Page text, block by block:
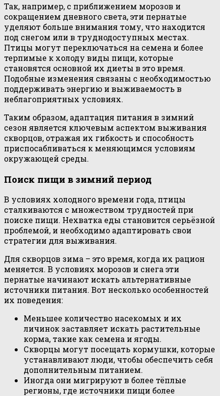
Так, например, с приближением морозов и
сокращением дневного света, эти пернатые
уделяют больше внимания тому, что находится
под снегом или в труднодоступных местах.
Птицы могут переключаться на семена и более
терпимые к холоду виды пищи, которые
становятся основной их диеты в это время.
Подобные изменения связаны с необходимостью
поддерживать энергию и выживаемость в
неблагоприятных условиях.
Таким образом, адаптация питания в зимний
сезон является ключевым аспектом выживания
скворцов, отражая их гибкость и способность
приспосабливаться к меняющимся условиям
окружающей среды.
Поиск пищи в зимний период
В условиях холодного времени года, птицы
сталкиваются с множеством трудностей при
поиске пищи. Нехватка еды становится серьёзной
проблемой, и необходимо адаптировать свои
стратегии для выживания.
Для скворцов зима – это время, когда их рацион
меняется. В условиях морозов и снега эти
пернатые начинают искать альтернативные
источники питания. Вот несколько особенностей
их поведения:
Меньшее количество насекомых и их
личинок заставляет искать растительные
корма, такие как семена и ягоды.
Скворцы могут посещать кормушки, которые
устанавливают люди, чтобы обеспечить себя
дополнительным питанием.
Иногда они мигрируют в более тёплые
регионы, где источники пищи более